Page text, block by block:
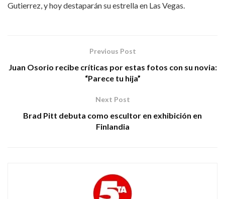
Gutierrez, y hoy destaparán su estrella en Las Vegas.
Previous Post
Juan Osorio recibe críticas por estas fotos con su novia:
“Parece tu hija”
Next Post
Brad Pitt debuta como escultor en exhibición en
Finlandia